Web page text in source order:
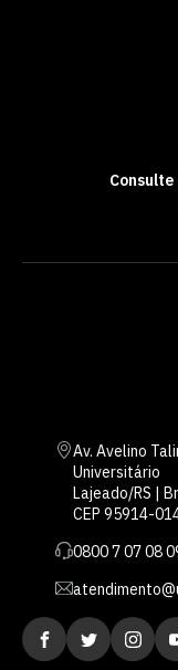
Av. Avelino
Universitário
Lajeado/RS |
CEP 95914-
0800 7 07 08